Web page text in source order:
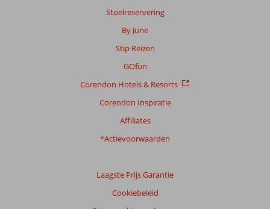
Stoelreservering
By June
Stip Reizen
GOfun
Corendon Hotels & Resorts
Corendon Inspiratie
Affiliates
*Actievoorwaarden
Laagste Prijs Garantie
Cookiebeleid